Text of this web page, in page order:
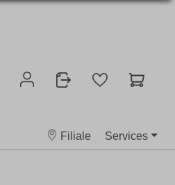
Filiale Services